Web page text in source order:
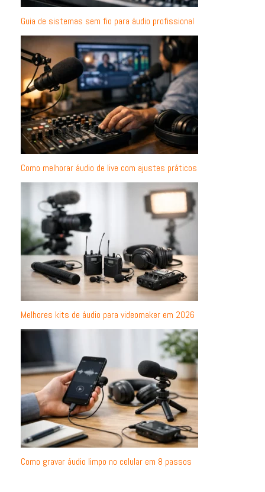
Guia de sistemas sem fio para áudio profissional
Como melhorar áudio de live com ajustes práticos
Melhores kits de áudio para videomaker em 2026
Como gravar áudio limpo no celular em 8 passos